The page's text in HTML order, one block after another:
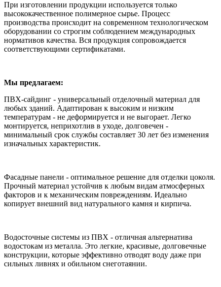
При изготовлении продукции используется только
высококачественное полимерное сырье. Процесс
производства происходит на современном технологическом
оборудовании со строгим соблюдением международных
нормативов качества. Вся продукция сопровождается
соответствующими сертификатами.
Мы предлагаем:
ПВХ-сайдинг - универсальный отделочный материал для
любых зданий. Адаптирован к высоким и низким
температурам - не деформируется и не выгорает. Легко
монтируется, неприхотлив в уходе, долговечен -
минимальный срок службы составляет 30 лет без изменения
изначальных характеристик.
Фасадные панели - оптимальное решение для отделки цоколя.
Прочный материал устойчив к любым видам атмосферных
факторов и к механическим повреждениям. Идеально
копирует внешний вид натурального камня и кирпича.
Водосточные системы из ПВХ - отличная альтернатива
водостокам из металла. Это легкие, красивые, долговечные
конструкции, которые эффективно отводят воду даже при
сильных ливнях и обильном снеготаянии.